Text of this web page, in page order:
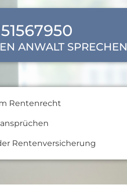
ANWALT SPRECHEN
Rentenrecht
Rentenversicherung